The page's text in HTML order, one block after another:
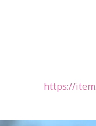
https://